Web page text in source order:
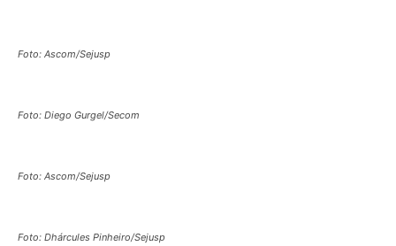
Foto: Ascom/Sejusp
Foto: Diego Gurgel/Secom
Foto: Ascom/Sejusp
Foto: Dhárcules Pinheiro/Sejusp